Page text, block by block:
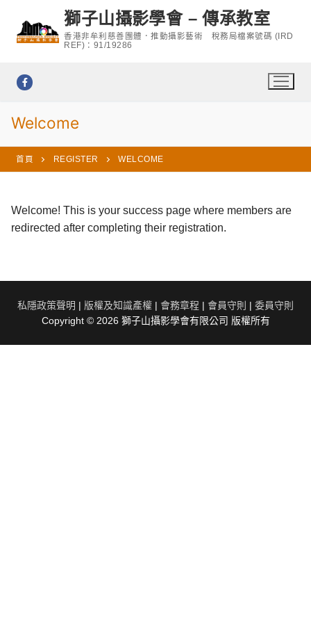
content
獅子山攝影學會 – 傳承教室
香港非牟利慈善團體．推動攝影藝術 稅務局檔案號碼 (IRD
REF)：91/19286
Welcome
首頁 REGISTER WELCOME
Welcome! This is your success page where members are
redirected after completing their registration.
私隱政策聲明 | 版權及知識產權 | 會務章程 | 會員守則 | 委員守則
Copyright © 2026 獅子山攝影學會有限公司 版權所有